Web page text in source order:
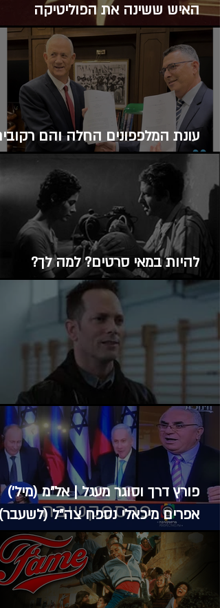
האיש ששינה את הפוליטיקה
הישראלית: ארתור
עונת המלפפונים החלה והם
הארד סייל של דמוניזציה
להיות במאי סרטים? למה לך?
כשפגשתי את אורי זוהר ז"ל.
הבחירות של גיל ססובר
פורץ דרך וסוגר מעגל | אל"מ (מיל')
אפרים מיכאלי נספח צה"ל
ברוסיה | אחד על אחד